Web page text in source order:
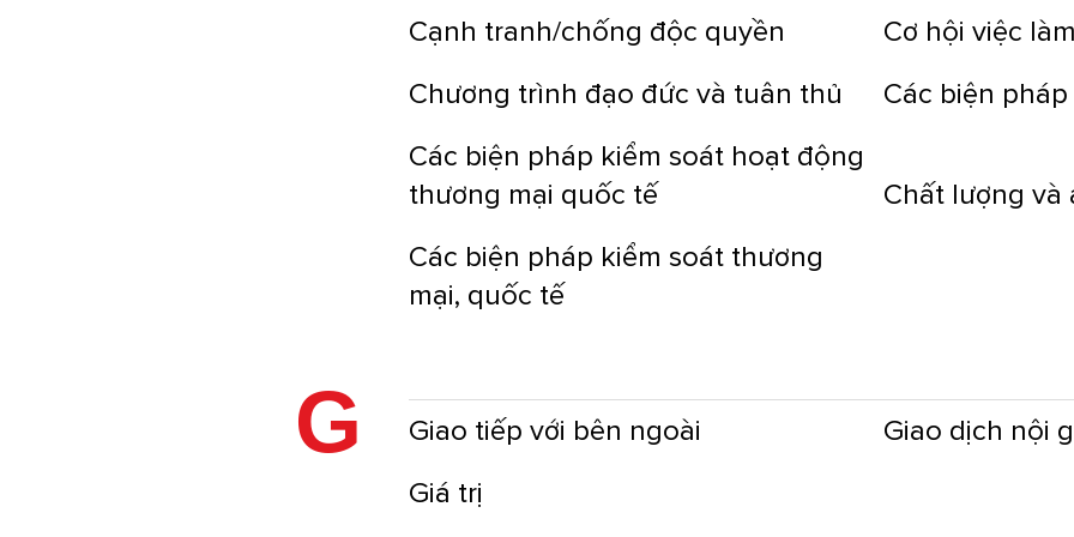
Cạnh tranh/chống độc quyền
Cơ hội việc
Chương trình đạo đức và tuân thủ
Các biện
Các biện pháp kiểm soát hoạt động
thương mại quốc tế
Chất lượng và
Các biện pháp kiểm soát thương
mại, quốc tế
G Giao tiếp với bên ngoài
Giao dịch nội
Giá trị